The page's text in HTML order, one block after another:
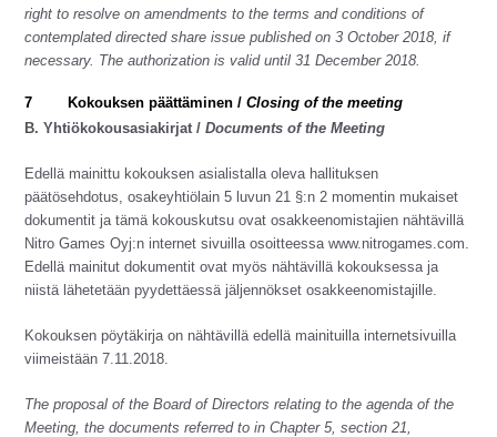
right to resolve on amendments to the terms and conditions of
contemplated directed share issue published on 3 October 2018, if
necessary. The authorization is valid until 31 December 2018.
7 Kokouksen päättäminen /Closing of the meeting
B. Yhtiökokousasiakirjat /Documents of the Meeting
Edellä mainittu kokouksen asialistalla oleva hallituksen
päätösehdotus, osakeyhtiölain 5 luvun 21 §:n 2 momentin mukaiset
dokumentit ja tämä kokouskutsu ovat osakkeenomistajien nähtävillä
Nitro Games Oyj:n internet sivuilla osoitteessa www.nitrogames.com.
Edellä mainitut dokumentit ovat myös nähtävillä kokouksessa ja
niistä lähetetään pyydettäessä jäljennökset osakkeenomistajille.
Kokouksen pöytäkirja on nähtävillä edellä mainituilla internetsivuilla
viimeistään 7.11.2018.
The proposal of the Board of Directors relating to the agenda of the
Meeting, the documents referred to in Chapter 5, section 21,